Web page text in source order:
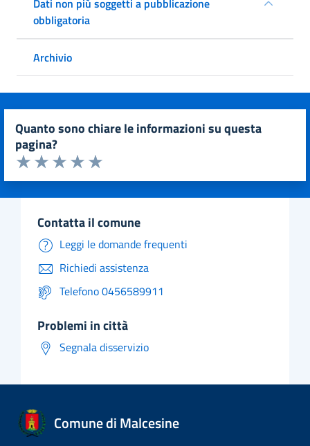
Dati non più soggetti a pubblicazione
obbligatoria
Archivio
quanto sono chiare le informazioni su questa
pagina?
Valuta da 1 a 5 stelle la pagina
Valuta 5 stelle su 5
Valuta 4 stelle su 5
Valuta 3 stelle su 5
Valuta 2 stelle su 5
Valuta 1 stelle su 5
contatta il comune
Leggi le domande frequenti
Richiedi assistenza
Telefono 0456589911
problemi in città
Segnala disservizio
Comune di Malcesine